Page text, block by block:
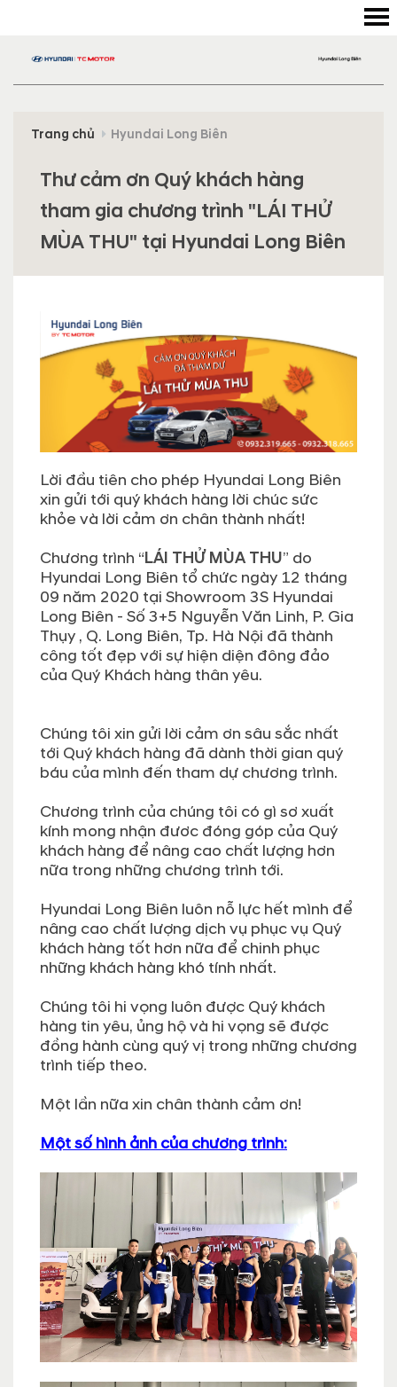
Trang chủ Hyundai Long Biên
Thư cảm ơn Quý khách hàng
tham gia chương trình "LÁI THỬ
MÙA THU" tại Hyundai Long Biên
Lời đầu tiên cho phép Hyundai Long Biên
xin gửi tới quý khách hàng lời chúc sức
khỏe và lời cảm ơn chân thành nhất!
Chương trình “LÁI THỬ MÙA THU” do
Hyundai Long Biên tổ chức ngày 12 tháng
09 năm 2020 tại Showroom 3S Hyundai
Long Biên - Số 3+5 Nguyễn Văn Linh, P. Gia
Thụy , Q. Long Biên, Tp. Hà Nội đã thành
công tốt đẹp với sự hiện diện đông đảo
của Quý Khách hàng thân yêu.
Chúng tôi xin gửi lời cảm ơn sâu sắc nhất
tới Quý khách hàng đã dành thời gian quý
báu của mình đến tham dự chương trình.
Chương trình của chúng tôi có gì sơ xuất
kính mong nhận đươc đóng góp của Quý
khách hàng để nâng cao chất lượng hơn
nữa trong những chương trình tới.
Hyundai Long Biên luôn nỗ lực hết mình để
nâng cao chất lượng dịch vụ phục vụ Quý
khách hàng tốt hơn nữa để chinh phục
những khách hàng khó tính nhất.
Chúng tôi hi vọng luôn được Quý khách
hàng tin yêu, ủng hộ và hi vọng sẽ được
đồng hành cùng quý vị trong những chương
trình tiếp theo.
Một lần nữa xin chân thành cảm ơn!
Một số hình ảnh của chương trình: